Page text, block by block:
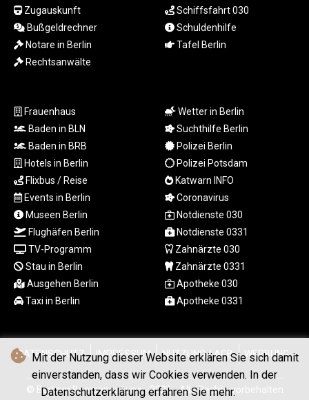
Mit der Nutzung dieser Website erklären Sie sich damit
einverstanden, dass wir Cookies verwenden. In der
Datenschutzerklärung erfahren Sie mehr.
MVR 17.862733
MWK
MXN 19.812061
NGN
1577.963717
NIO 42.419473
NOK 10.99759
NPR 175.501819
NZD 1.966719
OMR 0.442445
PAB 1.152686
PEN 3.903651
PGK 5.093937
PHP 70.183258
PKR 320.014324
PLN 4.299905
PYG
QAR 4.213648
RON 5.244583
RSD 117.338542
RUB 94.338828
Zugauskunft
Bußgeldrechner
Notare in Berlin
Rechtsanwälte
Schiffsfahrt 030
Schuldenhilfe
Tafel Berlin
Frauenhaus
Baden in BLN
Baden in BRB
Hotels in Berlin
Flixbus / Reise
Events in Berlin
Museen Berlin
Flughäfen Berlin
TV-Programm
Stau in Berlin
Ausgehen Berlin
Taxi in Berlin
Wetter in Berlin
Suchthilfe Berlin
Polizei Berlin
Polizei Potsdam
Katwarn INFO
Coronavirus
Notdienste 030
Notdienste 0331
Zahnärzte 030
Zahnärzte 0331
Apotheke 030
Apotheke 0331
DATENSCHUTZ IMPRESSUM NUTZUNG / AGB WERBUNG
© Berliner Boersenzeitung - 2026 - Alle Rechte vorbehalten